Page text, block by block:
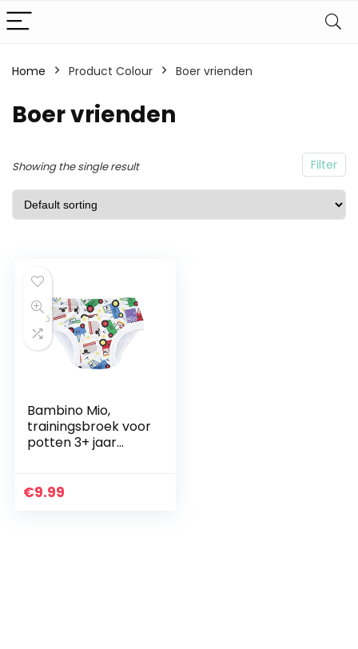
Home Product Colour Boer vrienden
Boer vrienden
Filter
Showing the single result
Bambino Mio,
trainingsbroek voor
potten 3+ jaar
€9.99